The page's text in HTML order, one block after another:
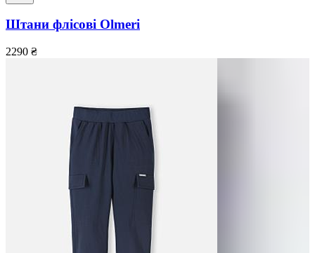
Штани флісові Olmeri
2290 ₴